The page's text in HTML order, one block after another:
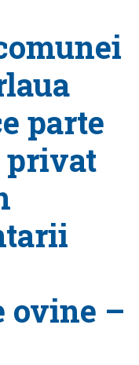
parte
privat
ovine –